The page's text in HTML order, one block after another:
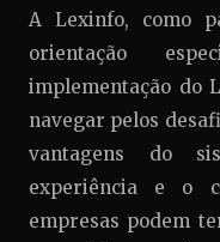
A Lexinfo, como
orientação
implementação do
navegar pelos
vantagens do
experiência e o
empresas podem